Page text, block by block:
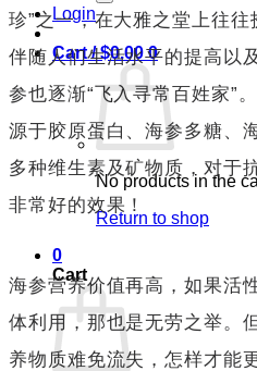
Login
Cart /$0.00 0
No products in the
Return to shop
0
Cart
珍”之一，在大雅之堂上往往
伴随人们生活水平的提高以及
参也逐渐“飞入寻常百姓家”
源于胶原蛋白、海参多糖、
多种维生素及矿物质，对于
非常好的效果！
海参营养价值再高，如果活
体利用，那也是无劳之举。
养物质难免流失，怎样才能